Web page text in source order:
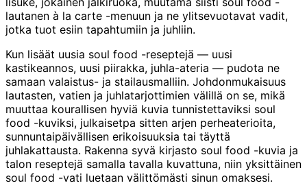
lautanen à la carte -menuun ja ne ylitsevuotavat vadit,
jotka tuot esiin tapahtumiin ja juhliin.
Kun lisäät uusia soul food -reseptejä — uusi
kastikeannos, uusi piirakka, juhla-ateria — pudota ne
samaan valaistus- ja stailausmalliin. Johdonmukaisuus
lautasten, vatien ja juhlatarjottimien välillä on se, mikä
muuttaa kourallisen hyviä kuvia tunnistettaviksi soul
food -kuviksi, julkaisetpa sitten arjen perheaterioita,
sunnuntaipäivällisen erikoisuuksia tai täyttä
juhlakattausta. Rakenna syvä kirjasto soul food -kuvia ja
talon reseptejä samalla tavalla kuvattuna, niin yksittäinen
soul food -vati luetaan välittömästi sinun omaksesi.